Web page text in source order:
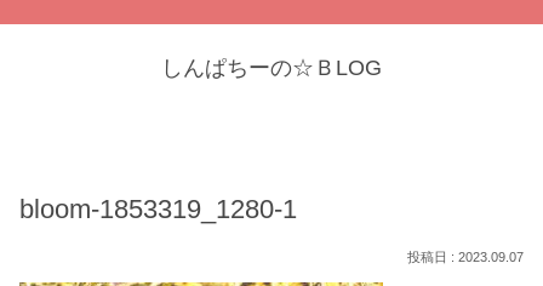
しんぱちーの☆ＢLOG
bloom-1853319_1280-1
2023.09.07